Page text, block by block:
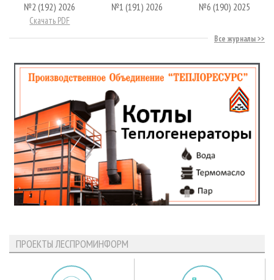
№2 (192) 2026
Скачать PDF
№1 (191) 2026 №6 (190) 2025
Все журналы
ПРОЕКТЫ ЛЕСПРОМИНФОРМ